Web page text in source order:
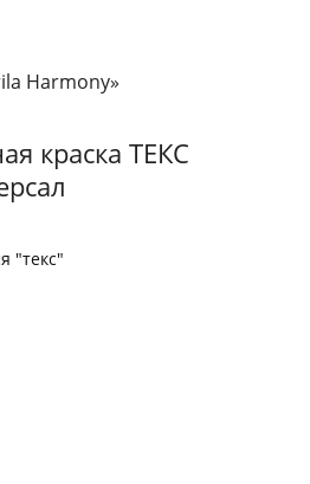
Harmony»
краска ТЕКС